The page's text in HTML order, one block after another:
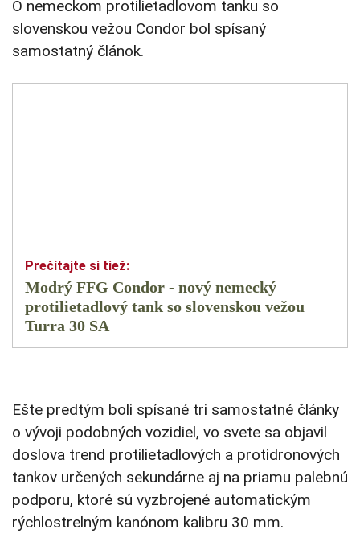
O nemeckom protilietadlovom tanku so
slovenskou vežou Condor bol spísaný
samostatný článok.
Modrý FFG Condor - nový nemecký
protilietadlový tank so slovenskou vežou
Turra 30 SA
Ešte predtým boli spísané tri samostatné články
o vývoji podobných vozidiel, vo svete sa objavil
doslova trend protilietadlových a protidronových
tankov určených sekundárne aj na priamu palebnú
podporu, ktoré sú vyzbrojené automatickým
rýchlostrelným kanónom kalibru 30 mm.